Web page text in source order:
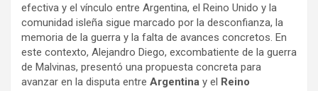
efectiva y el vínculo entre Argentina, el Reino Unido y la
comunidad isleña sigue marcado por la desconfianza, la
memoria de la guerra y la falta de avances concretos. En
este contexto, Alejandro Diego, excombatiente de la guerra
de Malvinas, presentó una propuesta concreta para
avanzar en la disputa entre Argentina y el Reino